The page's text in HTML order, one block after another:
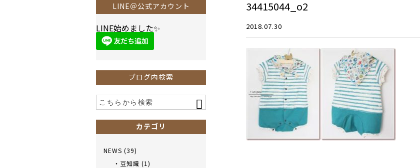
34415044_o2
2018.07.30
LINE＠公式アカウント
LINE始めました✨
ブログ内検索
カテゴリ
NEWS (39)
・豆知識 (1)